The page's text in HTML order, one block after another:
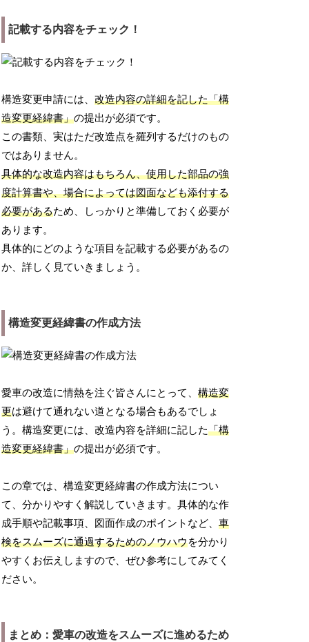
記載する内容をチェック！
構造変更申請には、改造内容の詳細を記した「構
造変更経緯書」の提出が必須です。
この書類、実はただ改造点を羅列するだけのもの
ではありません。
具体的な改造内容はもちろん、使用した部品の強
度計算書や、場合によっては図面なども添付する
必要があるため、しっかりと準備しておく必要が
あります。
具体的にどのような項目を記載する必要があるの
か、詳しく見ていきましょう。
構造変更経緯書の作成方法
愛車の改造に情熱を注ぐ皆さんにとって、構造変
更は避けて通れない道となる場合もあるでしょ
う。構造変更には、改造内容を詳細に記した「構
造変更経緯書」の提出が必須です。
この章では、構造変更経緯書の作成方法につい
て、分かりやすく解説していきます。具体的な作
成手順や記載事項、図面作成のポイントなど、車
検をスムーズに通過するためのノウハウを分かり
やすくお伝えしますので、ぜひ参考にしてみてく
ださい。
まとめ：愛車の改造をスムーズに進めるため